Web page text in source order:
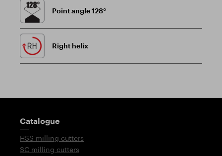
Point angle 128°
Right helix
Guidepost
Catalogue
HSS milling cutters
SC milling cutters